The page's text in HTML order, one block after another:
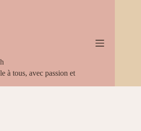
à tous, avec passion et